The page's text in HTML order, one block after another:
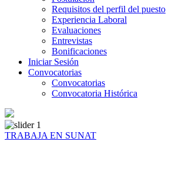
Requisitos del perfil del puesto
Experiencia Laboral
Evaluaciones
Entrevistas
Bonificaciones
Iniciar Sesión
Convocatorias
Convocatorias
Convocatoria Histórica
TRABAJA EN SUNAT